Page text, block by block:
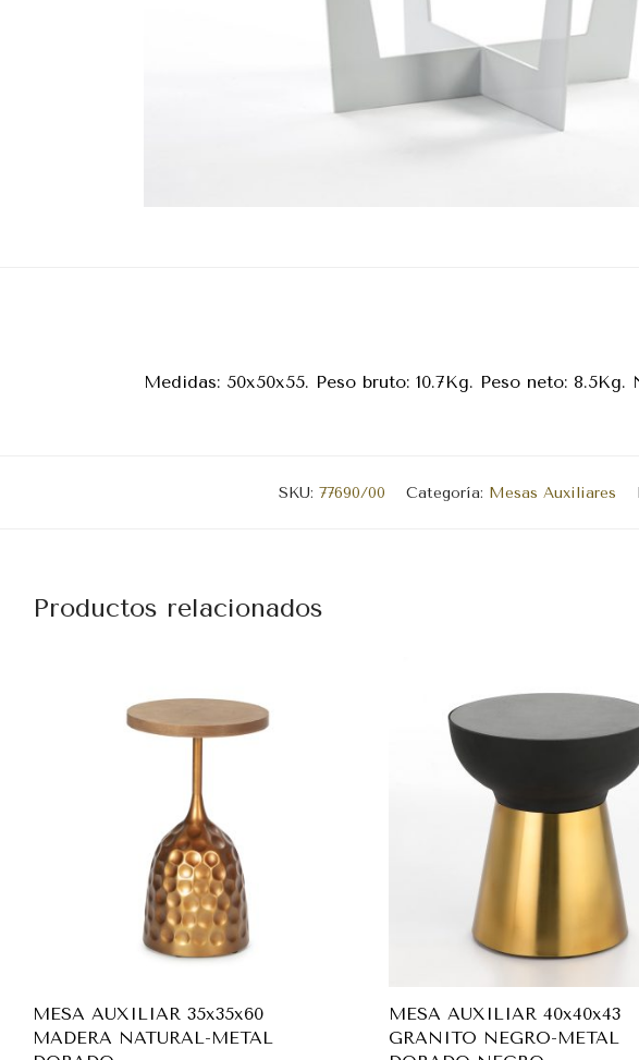
Medidas: 50x50x55. Peso bruto: 10.7Kg. Peso neto:
SKU: 77690/00 Categoría: Mesas Auxiliares
Productos relacionados
MESA AUXILIAR 35x35x60
MADERA NATURAL-METAL
MESA AUXILIAR 40x40x43
GRANITO NEGRO-METAL